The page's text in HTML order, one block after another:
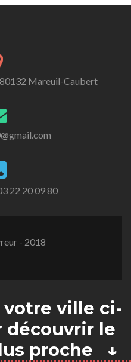
Mareuil-Caubert
22 20 09 80
- 2018
ville ci-
découvrir le
proche ↓